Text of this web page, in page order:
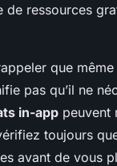
de ressources
que
pas qu’il ne
in-app peuvent
toujours
avant de vous